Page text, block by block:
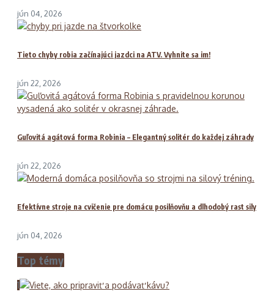
jún 04, 2026
Tieto chyby robia začínajúci jazdci na ATV. Vyhnite sa im!
jún 22, 2026
Guľovitá agátová forma Robinia – Elegantný solitér do každej záhrady
jún 22, 2026
Efektívne stroje na cvičenie pre domácu posilňovňu a dlhodobý rast sily
jún 04, 2026
Top témy
1